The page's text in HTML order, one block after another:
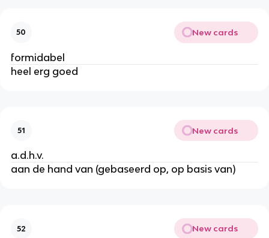
50 New cards
formidabel
heel erg goed
51 New cards
a.d.h.v.
aan de hand van (gebaseerd op, op basis van)
52 New cards